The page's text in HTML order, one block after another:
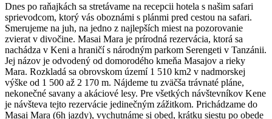
Dnes po raňajkách sa stretávame na recepcii hotela s našim safari
sprievodcom, ktorý vás oboznámi s plánmi pred cestou na safari.
Smerujeme na juh, na jedno z najlepších miest na pozorovanie
zvierat v divočine. Masai Mara je prírodná rezervácia, ktorá sa
nachádza v Keni a hraničí s národným parkom Serengeti v Tanzánii.
Jej názov je odvodený od domorodého kmeňa Masajov a rieky
Mara. Rozkladá sa obrovskom území 1 510 km2 v nadmorskej
výške od 1 500 až 2 170 m. Nájdeme tu zväčša trávnaté pláne,
nekonečné savany a akáciové lesy. Pre všetkých návštevníkov Kene
je návšteva tejto rezervácie jedinečným zážitkom. Prichádzame do
Masai Mara (6h jazdy), vychutnáme si obed, krátku siestu po obede